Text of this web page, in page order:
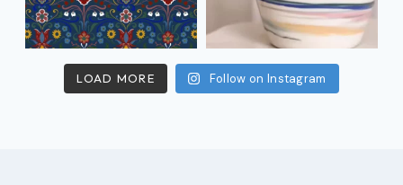
LOAD MORE Follow on Instagram